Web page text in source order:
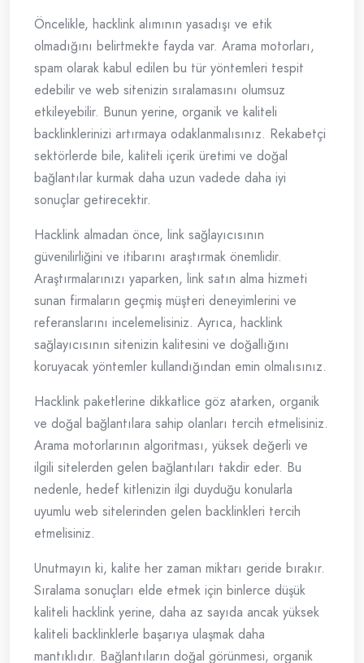
Öncelikle, hacklink alımının yasadışı ve etik
olmadığını belirtmekte fayda var. Arama motorları,
spam olarak kabul edilen bu tür yöntemleri tespit
edebilir ve web sitenizin sıralamasını olumsuz
etkileyebilir. Bunun yerine, organik ve kaliteli
backlinklerinizi artırmaya odaklanmalısınız. Rekabetçi
sektörlerde bile, kaliteli içerik üretimi ve doğal
bağlantılar kurmak daha uzun vadede daha iyi
sonuçlar getirecektir.
Hacklink almadan önce, link sağlayıcısının
güvenilirliğini ve itibarını araştırmak önemlidir.
Araştırmalarınızı yaparken, link satın alma hizmeti
sunan firmaların geçmiş müşteri deneyimlerini ve
referanslarını incelemelisiniz. Ayrıca, hacklink
sağlayıcısının sitenizin kalitesini ve doğallığını
koruyacak yöntemler kullandığından emin olmalısınız.
Hacklink paketlerine dikkatlice göz atarken, organik
ve doğal bağlantılara sahip olanları tercih etmelisiniz.
Arama motorlarının algoritması, yüksek değerli ve
ilgili sitelerden gelen bağlantıları takdir eder. Bu
nedenle, hedef kitlenizin ilgi duyduğu konularla
uyumlu web sitelerinden gelen backlinkleri tercih
etmelisiniz.
Unutmayın ki, kalite her zaman miktarı geride bırakır.
Sıralama sonuçları elde etmek için binlerce düşük
kaliteli hacklink yerine, daha az sayıda ancak yüksek
kaliteli backlinklerle başarıya ulaşmak daha
mantıklıdır. Bağlantıların doğal görünmesi, organik